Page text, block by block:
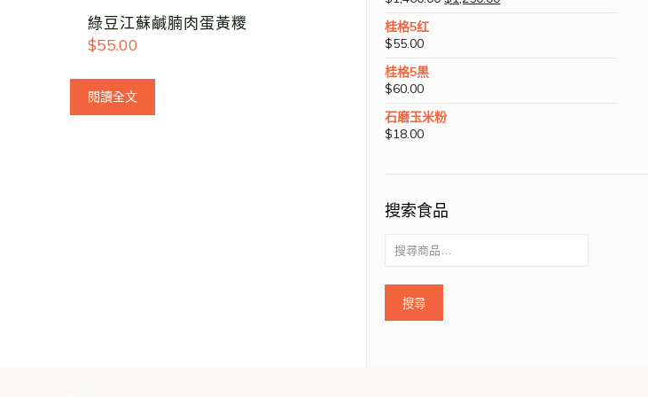
綠豆江蘇鹹腩肉蛋黃糭
$55.00
閱讀全文
桂格5红
$55.00
桂格5黒
$60.00
石磨玉米粉
$18.00
搜索食品
搜尋